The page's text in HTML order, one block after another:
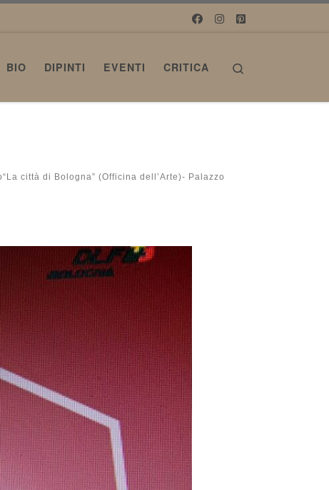
BIO DIPINTI EVENTI CRITICA
città di Bologna” (Officina dell’Arte)- Palazzo